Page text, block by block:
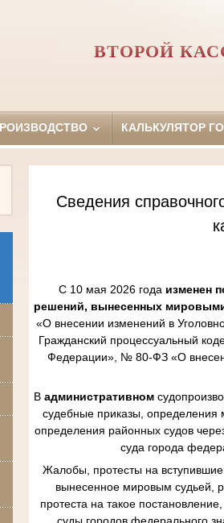
ВТОРОЙ
КАЛЬКУЛЯТОР
Сведения
С 10 мая 2026 года изменен
решений, вынесенных
«О внесении изменений в
Гражданский процессуальный
Федерации», № 80-ФЗ «О
В административном
судебные приказы, определения
определения районных судов
суда города
Жалобы, протесты на
вынесенное мировым судьей,
протеста на такое